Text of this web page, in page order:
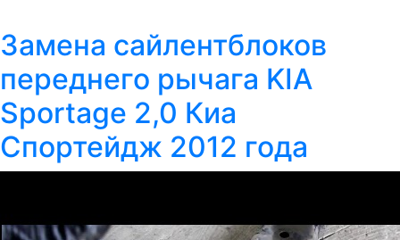
Замена сайлентблоков
переднего рычага KIA
Sportage 2,0 Киа
Спортейдж 2012 года